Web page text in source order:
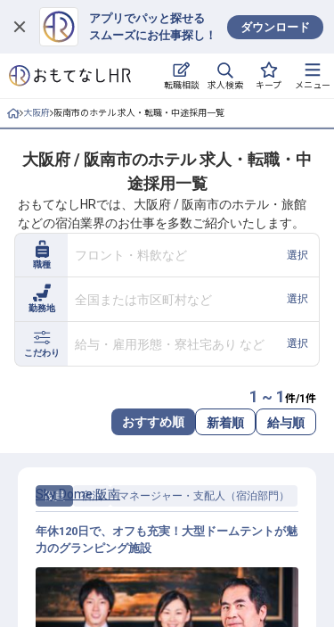
アプリでパッと探せる
スムーズにお仕事探し！
ダウンロード
転職相談 求人検索 キープ メニュー
ログイン
求人・施設を探す
就職・転職 合同説明会
おもてなしHRについて
ご利用の流れ
よくある質問
ホテル・宿泊業界情報コラム
転職サポートに申し込む
大阪府 阪南市のホテル 求人・転職・中途採用一覧
大阪府 / 阪南市のホテル 求人・転職・中
途採用一覧
おもてなしHRでは、大阪府 / 阪南市のホテル・旅館
などの宿泊業界のお仕事を多数ご紹介いたします。
職種
フロント・料飲など 選択
勤務地
全国または市区町村など 選択
こだわり
給与・雇用形態・寮社宅あり など 選択
1 ~ 1 件/1 件
おすすめ順 新着順 給与順
役員 宿泊 マネージャー・支配人（宿泊部門）
Sky Dome 阪南
年休120日で、オフも充実！大型ドームテントが魅
力のグランピング施設